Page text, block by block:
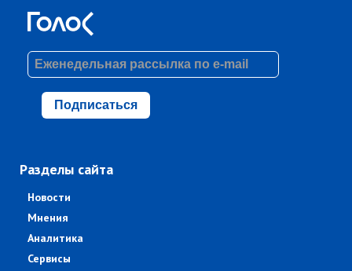
Подписаться
Разделы сайта
Новости
Мнения
Аналитика
Сервисы